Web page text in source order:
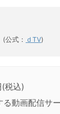
(公式： ｄTV)
税込)
る動画配信サ